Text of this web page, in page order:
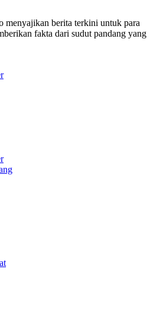
menyajikan berita terkini untuk para
fakta dari sudut pandang yang